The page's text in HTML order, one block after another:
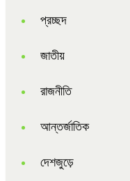
প্রচ্ছদ
জাতীয়
রাজনীতি
আন্তর্জাতিক
দেশজুড়ে